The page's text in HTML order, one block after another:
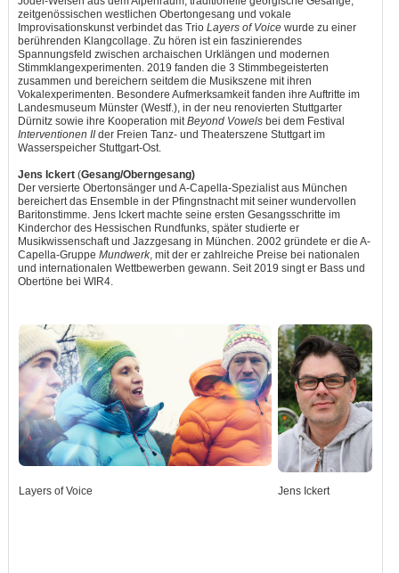
zeitgenössischen westlichen Obertongesang und vokale
Improvisationskunst verbindet das TrioLayers of Voicewurde zu einer
berührenden Klangcollage. Zu hören ist ein faszinierendes
Spannungsfeld zwischen archaischen Urklängen und modernen
Stimmklangexperimenten. 2019 fanden die 3 Stimmbegeisterten
zusammen und bereichern seitdem die Musikszene mit ihren
Vokalexperimenten. Besondere Aufmerksamkeit fanden ihre Auftritte im
Landesmuseum Münster (Westf.), in der neu renovierten Stuttgarter
Dürnitz sowie ihre Kooperation mit Beyond Vowelsbei dem Festival
Interventionen IIder Freien Tanz- und Theaterszene Stuttgart im
Wasserspeicher Stuttgart-Ost.
Jens Ickert(Gesang/Oberngesang)
Der versierte Obertonsänger und A-Capella-Spezialist aus München
bereichert das Ensemble in der Pfingnstnacht mit seiner wundervollen
Baritonstimme. Jens Ickert machte seine ersten Gesangsschritte im
Kinderchor des Hessischen Rundfunks, später studierte er
Musikwissenschaft und Jazzgesang in München. 2002 gründete er die A-
Capella-Gruppe Mundwerk, mit der er zahlreiche Preise bei nationalen
und internationalen Wettbewerben gewann. Seit 2019 singt er Bass und
Obertöne bei WIR4.
Layers of Voice Jens Ickert